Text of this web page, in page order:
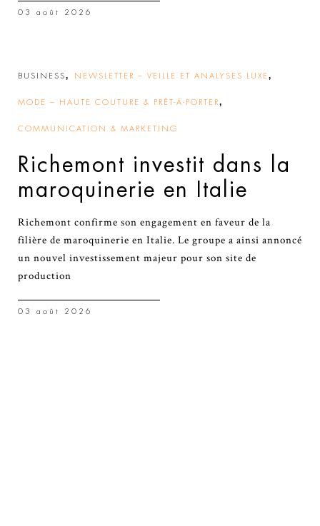
03 août 2026
BUSINESS, NEWSLETTER – VEILLE ET ANALYSES LUXE ,
MODE – HAUTE COUTURE & PRÊT-À-PORTER,
COMMUNICATION & MARKETING
Richemont investit dans la
maroquinerie en Italie
Richemont confirme son engagement en faveur de la
filière de maroquinerie en Italie. Le groupe a ainsi annoncé
un nouvel investissement majeur pour son site de
production
03 août 2026